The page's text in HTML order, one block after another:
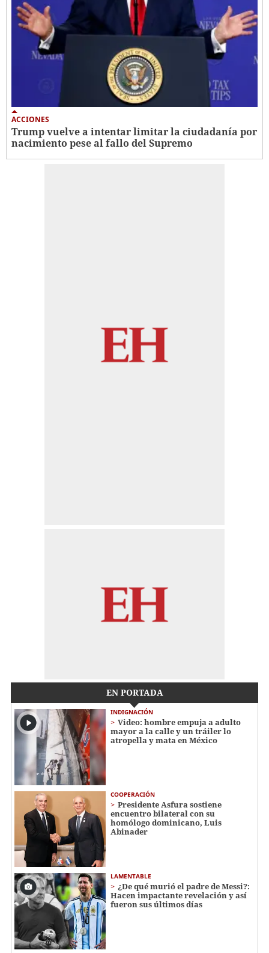
ACCIONES
Trump vuelve a intentar limitar la ciudadanía por
nacimiento pese al fallo del Supremo
EN PORTADA
INDIGNACIÓN
Video: hombre empuja a adulto
mayor a la calle y un tráiler lo
atropella y mata en México
COOPERACIÓN
Presidente Asfura sostiene
encuentro bilateral con su
homólogo dominicano, Luis
Abinader
LAMENTABLE
¿De qué murió el padre de Messi?:
Hacen impactante revelación y así
fueron sus últimos días